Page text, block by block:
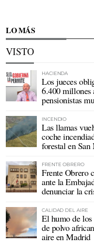
LO MÁS
VISTO
HACIENDA
Los jueces
6.400 millones
pensionistas
INCENDIO
Las llamas
coche
forestal en
FRENTE OBRERO
Frente Obrero
ante la
denunciar la
CALIDAD DEL AIRE
El humo de
de polvo
aire en Madrid